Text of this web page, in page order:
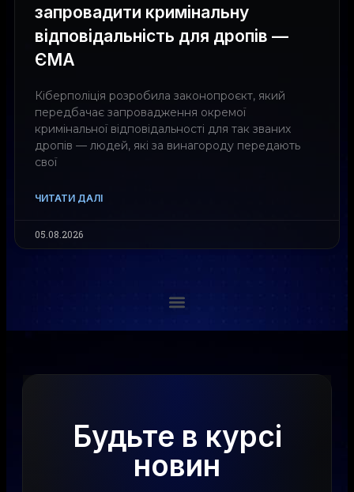
запровадити кримінальну
відповідальність для дропів —
ЄМА
Кіберполіція розробила законопроєкт, який
передбачає запровадження окремої
кримінальної відповідальності для так званих
дропів — людей, які за винагороду передають
свої
ЧИТАТИ ДАЛІ
05.08.2026
Будьте в курсі
новин